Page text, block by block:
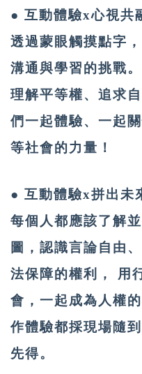
● 互動體驗x心視共
透過蒙眼觸摸點字
溝通與學習的挑戰
理解平等權、追求
們一起體驗、一起
等社會的力量！
● 互動體驗x拼出未
每個人都應該了解
圖，認識言論自由
法保障的權利， 用
會，一起成為人權
作體驗都採現場隨
先得。